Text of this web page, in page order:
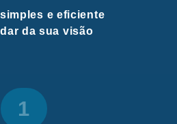
e eficiente
da sua visão
1